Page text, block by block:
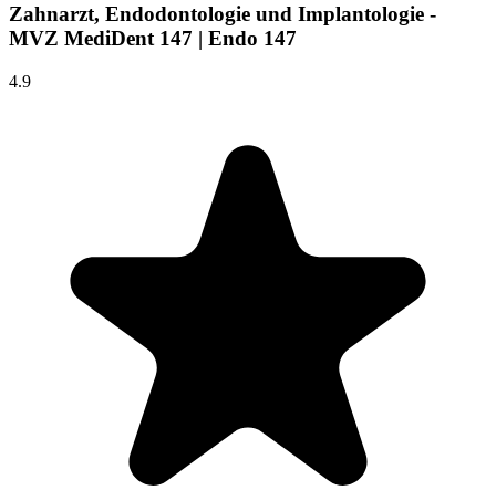
Zahnarzt, Endodontologie und Implantologie -
MVZ MediDent 147 | Endo 147
4.9